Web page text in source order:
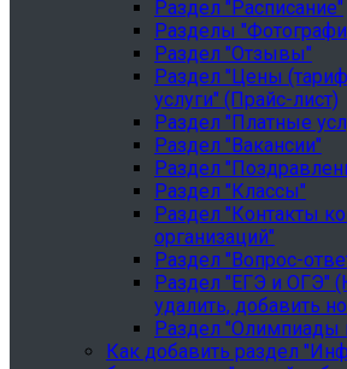
Раздел "Расписание"
Разделы
Раздел "Отзывы"
Раздел "Цены
услуги" (Прайс-лист)
Раздел "Платные
Раздел "Вакансии"
Раздел
Раздел "Классы"
Раздел "Контакты
организаций"
Раздел "Вопрос-
Раздел "ЕГЭ и ОГЭ"
удалить, добавить
Раздел "Олимпиады
Как добавить раздел